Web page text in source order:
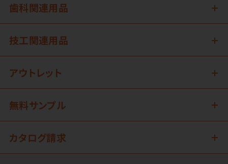
歯科関連用品
技工関連用品
アウトレット
無料サンプル
カタログ請求